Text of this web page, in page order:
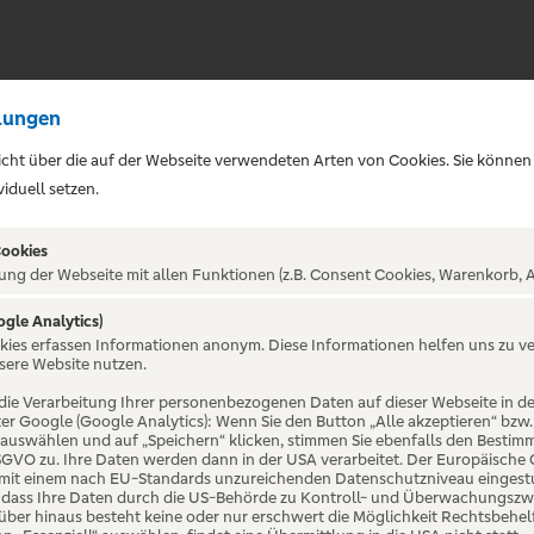
NICHT
über die auf der Webseite verwendeten Arten von Cookies. Sie
setzen.
der Webseite mit allen Funktionen (z.B. Consent Cookies, Warenkorb,
Analytics)
erfassen Informationen anonym. Diese Informationen helfen uns zu
Website nutzen.
Verarbeitung Ihrer personenbezogenen Daten auf dieser Webseite in
Google (Google Analytics): Wenn Sie den Button „Alle akzeptieren“
und auf „Speichern“ klicken, stimmen Sie ebenfalls den
zu. Ihre Daten werden dann in der USA verarbeitet. Der
einem nach EU-Standards unzureichenden Datenschutzniveau
Ihre Daten durch die US-Behörde zu Kontroll- und
hinaus besteht keine oder nur erschwert die Möglichkeit